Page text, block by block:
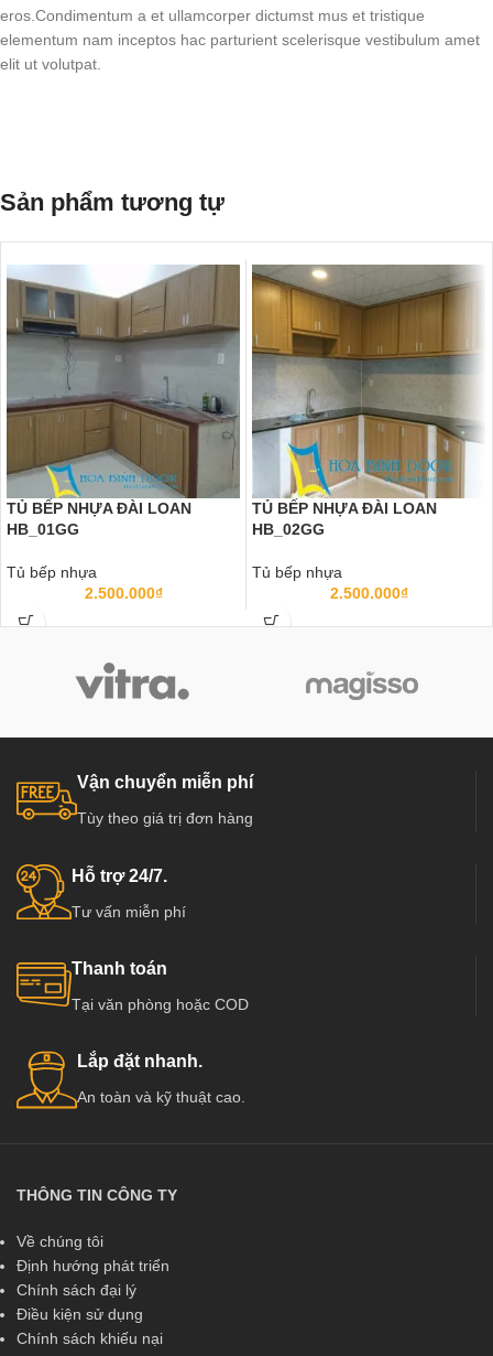
eros.Condimentum a et ullamcorper dictumst mus et tristique
elementum nam inceptos hac parturient scelerisque vestibulum amet
elit ut volutpat.
Sản phẩm tương tự
TỦ BẾP NHỰA ĐÀI LOAN
HB_01GG
Tủ bếp nhựa
2.500.000₫
TỦ BẾP NHỰA ĐÀI LOAN
HB_02GG
Tủ bếp nhựa
2.500.000₫
Vận chuyển miễn phí
Tùy theo giá trị đơn hàng
Hỗ trợ 24/7.
Tư vấn miễn phí
Thanh toán
Tại văn phòng hoặc COD
Lắp đặt nhanh.
An toàn và kỹ thuật cao.
THÔNG TIN CÔNG TY
Về chúng tôi
Định hướng phát triển
Chính sách đại lý
Điều kiện sử dụng
Chính sách khiếu nại